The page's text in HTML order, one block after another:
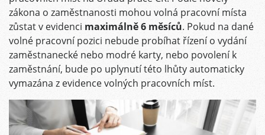
zákona o zaměstnanosti mohou volná pracovní místa
zůstat v evidenci maximálně 6 měsíců. Pokud na dané
volné pracovní pozici nebude probíhat řízení o vydání
zaměstnanecké nebo modré karty, nebo povolení k
zaměstnání, bude po uplynutí této lhůty automaticky
vymazána z evidence volných pracovních míst.